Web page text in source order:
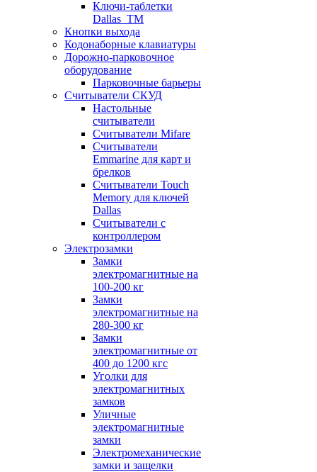
Ключи-таблетки
Dallas_TM
Кнопки выхода
Кодонаборные клавиатуры
Дорожно-парковочное
оборудование
Парковочные барьеры
Считыватели СКУД
Настольные
считыватели
Считыватели Mifare
Считыватели
Emmarine для карт и
брелков
Считыватели Touch
Memory для ключей
Dallas
Считыватели с
контроллером
Электрозамки
Замки
электромагнитные на
100-200 кг
Замки
электромагнитные на
280-300 кг
Замки
электромагнитные от
400 до 1200 кгс
Уголки для
электромагнитных
замков
Уличные
электромагнитные
замки
Электромеханические
замки и защелки